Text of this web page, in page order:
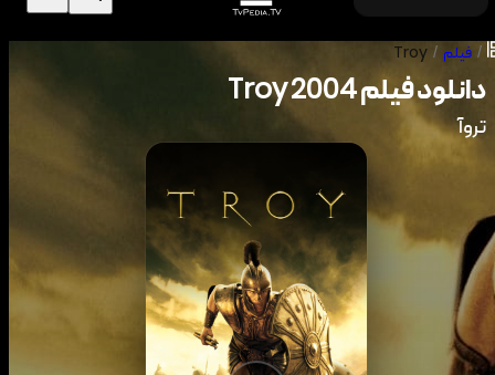
/ فیلم /
Troy
دانلود فیلم2004
Troy
تروآ